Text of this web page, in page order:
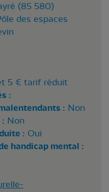
(85 580)
des espaces
5 € tarif réduit
:
: Non
Non
: Oui
handicap mental :